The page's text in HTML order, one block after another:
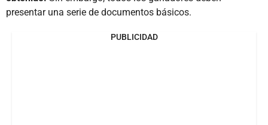
presentar una serie de documentos básicos.
PUBLICIDAD